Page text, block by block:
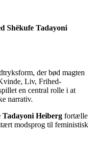
Shëkufe Tadayoni
der bød magten
Liv, Frihed-
en central rolle i at
narrativ.
Tadayoni Heiberg fortælle
modsprog til feministisk